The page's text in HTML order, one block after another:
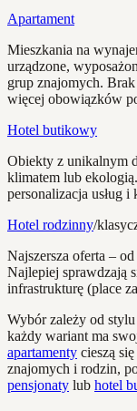
Apartament
Mieszkania na
urządzone,
grup znajomych.
więcej obowiązków
Hotel butikowy
Obiekty z unikalnym
klimatem lub
personalizacja usług i
Hotel rodzinny/
Najszersza oferta –
Najlepiej sprawdzają
infrastrukturę (place
Wybór zależy od
każdy wariant ma
apartamenty cieszą
znajomych i rodzin,
pensjonaty lub hotel